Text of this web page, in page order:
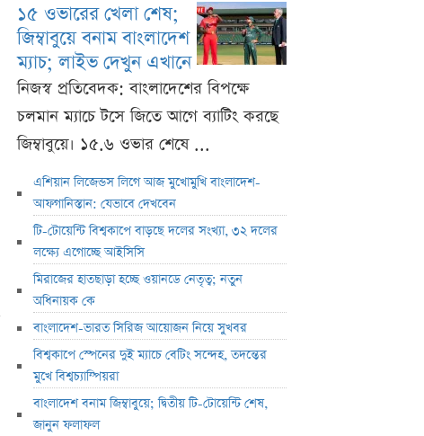
১৫ ওভারের খেলা শেষ;
জিম্বাবুয়ে বনাম বাংলাদেশ
ম্যাচ; লাইভ দেখুন এখানে
নিজস্ব প্রতিবেদক: বাংলাদেশের বিপক্ষে
চলমান ম্যাচে টসে জিতে আগে ব্যাটিং করছে
জিম্বাবুয়ে। ১৫.৬ ওভার শেষে ...
এশিয়ান লিজেন্ডস লিগে আজ মুখোমুখি বাংলাদেশ-
আফগানিস্তান: যেভাবে দেখবেন
টি-টোয়েন্টি বিশ্বকাপে বাড়ছে দলের সংখ্যা, ৩২ দলের
লক্ষ্যে এগোচ্ছে আইসিসি
মিরাজের হাতছাড়া হচ্ছে ওয়ানডে নেতৃত্ব; নতুন
অধিনায়ক কে
বাংলাদেশ-ভারত সিরিজ আয়োজন নিয়ে সুখবর
বিশ্বকাপে স্পেনের দুই ম্যাচে বেটিং সন্দেহ, তদন্তের
মুখে বিশ্বচ্যাম্পিয়রা
বাংলাদেশ বনাম জিম্বাবুয়ে; দ্বিতীয় টি-টোয়েন্টি শেষ,
জানুন ফলাফল